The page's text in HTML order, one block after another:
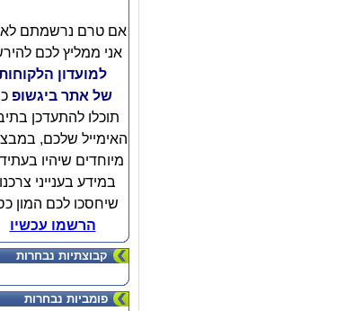
אם טרם נרשמתם
אני ממליץ לכם
למועדון
של אתר ביגשופ
תוכלו להתעדכן
האימייל שלכם,
מיוחדים שיהיו בעתיד
במידע בענייני
שיחסכו לכם המון
הרשמו עכשיו
קבוצתיות נבחרות
פומביות נבחרות